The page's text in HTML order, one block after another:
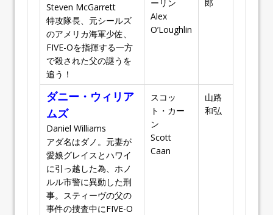
Steven McGarrett
特攻隊長、元シールズ
のアメリカ海軍少佐、
FIVE-Oを指揮する一方
で殺された父の謎うを
追う！
ーリン
Alex
O’Loughlin
郎
ダニー・ウィリア
ムズ
Daniel Williams
アダ名はダノ。元妻が
愛娘グレイスとハワイ
に引っ越した為、ホノ
ルル市警に異動した刑
事。スティーヴの父の
事件の捜査中にFIVE-O
スコッ
ト・カー
ン
Scott
Caan
山路
和弘